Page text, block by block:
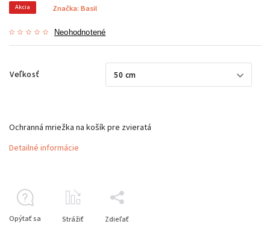
Akcia
Neohodnotené
Značka: Basil
Veľkosť
Ochranná mriežka na košík pre zvieratá
Detailné informácie
Opýtať sa Strážiť Zdieľať